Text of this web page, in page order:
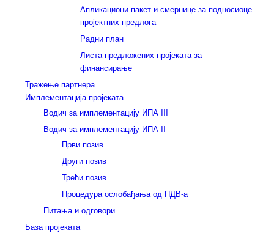
Апликациони пакет и смернице за подносиоце
пројектних предлога
Радни план
Листа предложених пројеката за
финансирање
Тражење партнера
Имплементација пројеката
Водич за имплементацију ИПА III
Водич за имплементацију ИПА II
Први позив
Други позив
Трећи позив
Процедура ослобађања од ПДВ-а
Питања и одговори
База пројеката